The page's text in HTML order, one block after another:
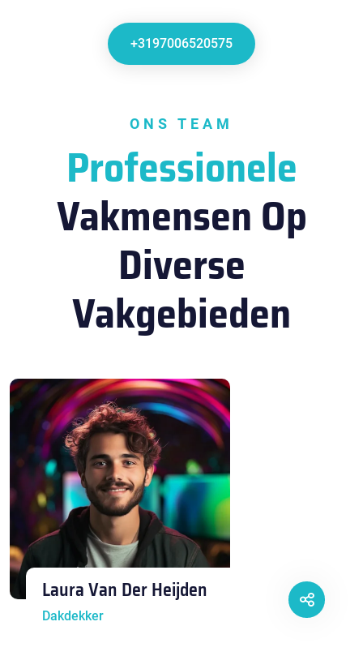
+3197006520575
ONS TEAM
Professionele
Vakmensen Op
Diverse
Vakgebieden
Laura Van Der Heijden
Dakdekker